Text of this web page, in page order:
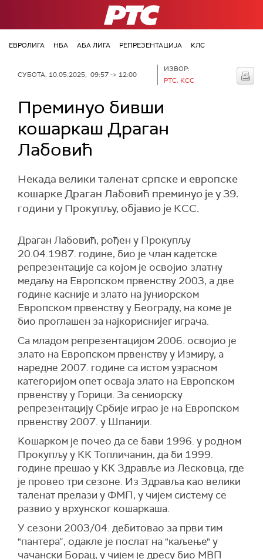
РТС
ЕВРОЛИГА НБА АБА ЛИГА РЕПРЕЗЕНТАЦИЈА КЛС
СУБОТА, 10.05.2025, 09:57 -> 12:00
ИЗВОР:
РТС, КСС
Преминуо бивши
кошаркаш Драган
Лабовић
Некада велики таленат српске и европске
кошарке Драган Лабовић преминуо је у 39.
години у Прокупљу, објавио је КСС.
Драган Лабовић, рођен у Прокупљу
20.04.1987. године, био је члан кадетске
репрезентације са којом је освојио златну
медаљу на Европском првенству 2003, а две
године касније и злато на јуниорском
Европском првенству у Београду, на коме је
био проглашен за најкориснијег играча.
Са младом репрезентацијом 2006. освојио је
злато на Европском првенству у Измиру, а
наредне 2007. године са истом узрасном
категоријом опет осваја злато на Европском
првенству у Горици. За сениорску
репрезентацију Србије играо је на Европском
првенству 2007. у Шпанији.
Kошарком je почео да се бави 1996. у родном
Прокупљу у КК Топличанин, да би 1999.
године прешао у КК Здравље из Лесковца, где
је провео три сезоне. Из Здравља као велики
таленат прелази у ФМП, у чијем систему се
развио у врхунског кошаркаша.
У сезони 2003/04. дебитовао за први тим
"пантера“, одакле је послат на "каљење" у
чачански Борац, у чијем је дресу био МВП